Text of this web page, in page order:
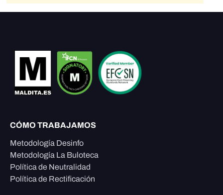
CÓMO TRABAJAMOS
Metodología Desinfo
Metodología La Buloteca
Política de Neutralidad
Política de Rectificación